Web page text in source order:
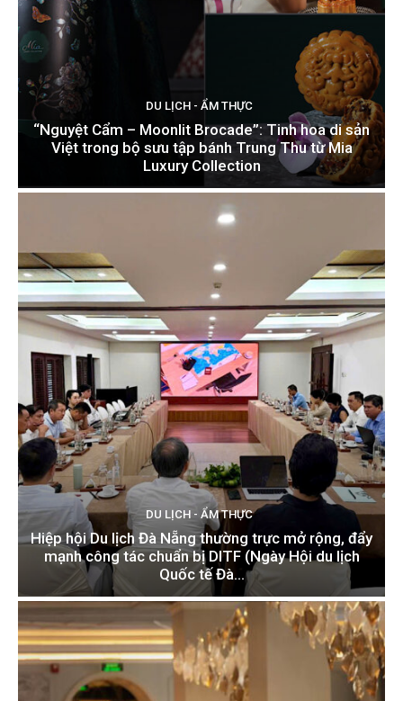
DU LỊCH - ẨM THỰC
“Nguyệt Cẩm – Moonlit Brocade”: Tinh hoa di sản
Việt trong bộ sưu tập bánh Trung Thu từ Mia
Luxury Collection
DU LỊCH - ẨM THỰC
Hiệp hội Du lịch Đà Nẵng thường trực mở rộng, đẩy
mạnh công tác chuẩn bị DITF (Ngày Hội du lịch
Quốc tế Đà...